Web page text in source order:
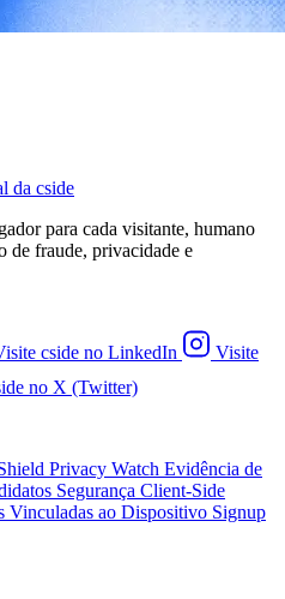
da cside
para cada visitante, humano
de fraude, privacidade e
cside no LinkedIn
Visite
no X (Twitter)
Privacy Watch Evidência de
Segurança Client-Side
Vinculadas ao Dispositivo Signup